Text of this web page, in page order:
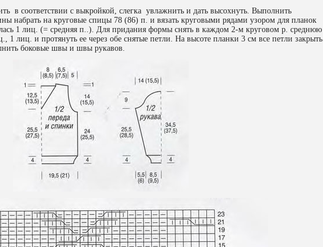
в соответствии с выкройкой, слегка увлажнить и дать высохнуть. Выполнить
набрать на круговые спицы 78 (86) п. и вязать круговыми рядами узором для планок
1 лиц. (= средняя п..). Для придания формы снять в каждом 2-м круговом р. среднюю
1 лиц. и протянуть ее через обе снятые петли. На высоте планки 3 см все петли закрыть
боковые швы и швы рукавов.